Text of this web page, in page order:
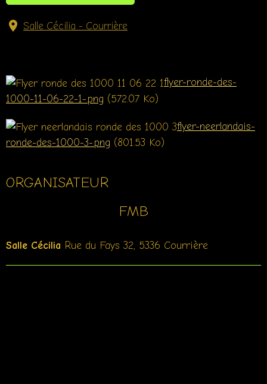
Salle Cécilia - Courrière
flyer-ronde-des-
1000-11-06-22-1-.png (572.07 Ko)
flyer-neerlandais-
ronde-des-1000-3-.png (801.53 Ko)
ORGANISATEUR
FMB
Salle Cécilia Rue du Fays 32, 5336 Courrière